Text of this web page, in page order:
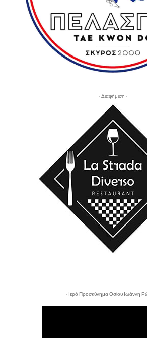
- Διαφήμιση -
- Ιερό Προσκύνημα Οσίου Ιωάννη